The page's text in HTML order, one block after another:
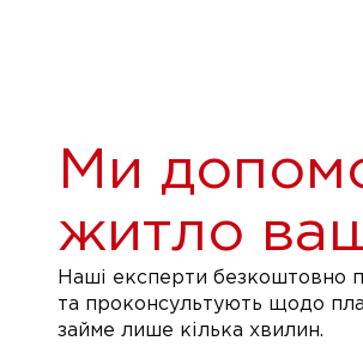
Ми
житло
Наші експерти безкоштовно
та проконсультують щодо
займе лише кілька хвилин.